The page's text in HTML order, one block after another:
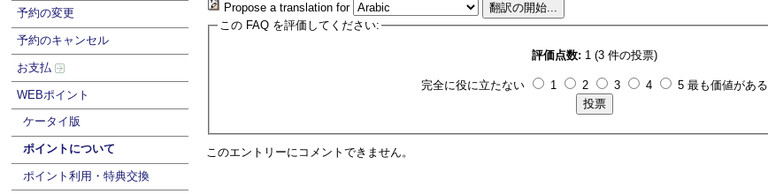
予約の変更
予約のキャンセル
お支払
WEBポイント
ケータイ版
ポイントについて
ポイント利用・特典交換
Propose a translation for
この FAQ を評価してください:
評価点数: 1 (3 件の投票)
完全に役に立たない 1 2 3 4 5 最も価値がある
このエントリーにコメントできません。